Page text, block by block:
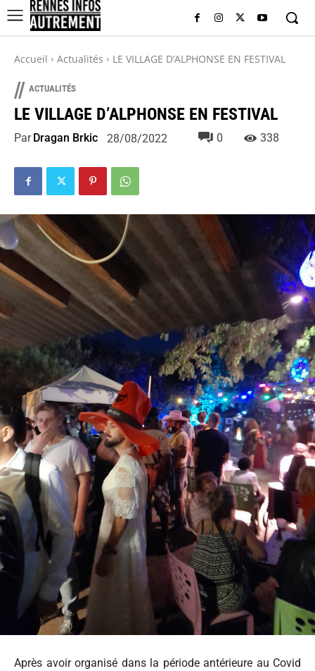
Accueil Actualités LE VILLAGE D’ALPHONSE EN FESTIVAL
// ACTUALITÉS
LE VILLAGE D’ALPHONSE EN FESTIVAL
Par Dragan Brkic 28/08/2022 0 338
Après avoir organisé dans la période antérieure au Covid